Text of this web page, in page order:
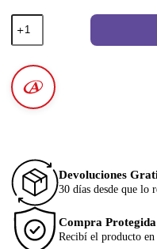
Devoluciones
30 días desde que lo
Compra Protegida
Recibí el producto en